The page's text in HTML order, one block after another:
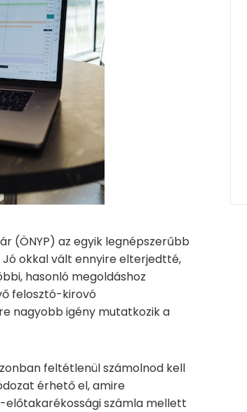
(ÖNYP) az egyik legnépszerűbb
okkal vált ennyire elterjedtté,
hasonló megoldáshoz
felosztó-kirovó
nagyobb igény mutatkozik a
feltétlenül számolnod kell
érhető el, amire
előtakarékossági számla mellett